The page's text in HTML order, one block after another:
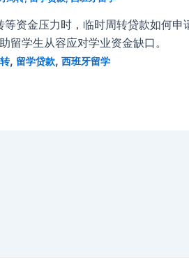
资金压力时，临时周转贷款如何申
学生从容应对学业资金缺口。
, 留学贷款, 西班牙留学